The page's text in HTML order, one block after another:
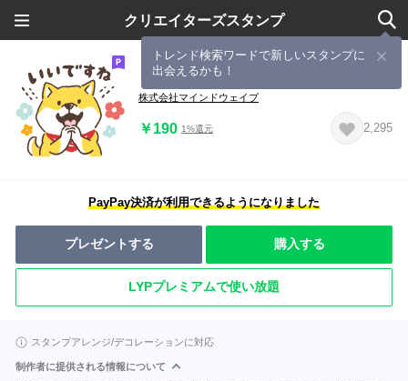
クリエイターズスタンプ
トレンド検索ワードで新しいスタンプに
出会えるかも！
【有料版】しばんばん コラボ 3
株式会社マインドウェイブ
￥190 1%還元 2,295
PayPay決済が利用できるようになりました
プレゼントする 購入する
LYPプレミアムで使い放題
スタンプアレンジ/デコレーションに対応
制作者に提供される情報について